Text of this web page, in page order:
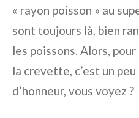
« rayon poisson » au
sont toujours là, bien
les poissons. Alors,
la crevette, c’est un
d’honneur, vous voyez ?